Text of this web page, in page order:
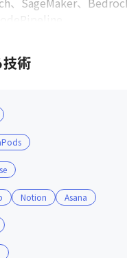
Amazon CloudWatch
程度）
、Slack、Gather
術
Notion Asana